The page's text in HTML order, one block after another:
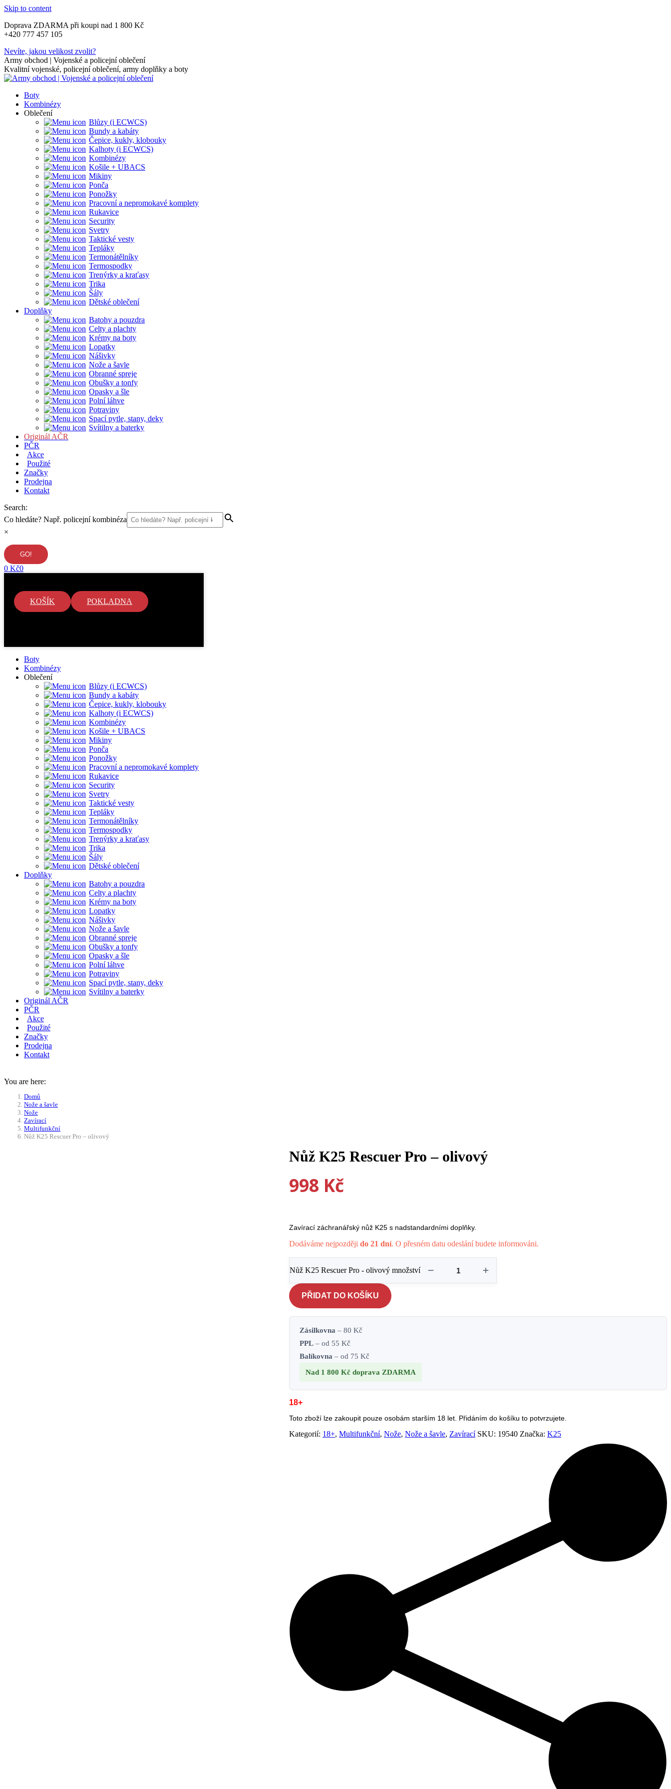
Skip to content
Doprava ZDARMA při koupi nad 1 800 Kč
+420 777 457 105
Nevíte, jakou velikost zvolit?
Army obchod | Vojenské a policejní oblečení
Kvalitní vojenské, policejní oblečení, army doplňky a boty
Boty
Kombinézy
Oblečení
Blůzy (i ECWCS)
Bundy a kabáty
Čepice, kukly, klobouky
Kalhoty (i ECWCS)
Kombinézy
Košile + UBACS
Mikiny
Ponča
Ponožky
Pracovní a nepromokavé komplety
Rukavice
Security
Svetry
Taktické vesty
Tepláky
Termonátělníky
Termospodky
Trenýrky a kraťasy
Trika
Šály
Dětské oblečení
Doplňky
Batohy a pouzdra
Celty a plachty
Krémy na boty
Lopatky
Nášivky
Nože a šavle
Obranné spreje
Obušky a tonfy
Opasky a šle
Polní láhve
Potraviny
Spací pytle, stany, deky
Svítilny a baterky
Originál AČR
PČR
Akce
Použité
Značky
Prodejna
Kontakt
Search:
Co hledáte? Např. policejní kombinéza
×
0 Kč0
KOŠÍK POKLADNA
Boty
Kombinézy
Oblečení
Blůzy (i ECWCS)
Bundy a kabáty
Čepice, kukly, klobouky
Kalhoty (i ECWCS)
Kombinézy
Košile + UBACS
Mikiny
Ponča
Ponožky
Pracovní a nepromokavé komplety
Rukavice
Security
Svetry
Taktické vesty
Tepláky
Termonátělníky
Termospodky
Trenýrky a kraťasy
Trika
Šály
Dětské oblečení
Doplňky
Batohy a pouzdra
Celty a plachty
Krémy na boty
Lopatky
Nášivky
Nože a šavle
Obranné spreje
Obušky a tonfy
Opasky a šle
Polní láhve
Potraviny
Spací pytle, stany, deky
Svítilny a baterky
Originál AČR
PČR
Akce
Použité
Značky
Prodejna
Kontakt
You are here:
Domů
Nože a šavle
Nože
Zavírací
Multifunkční
Nůž K25 Rescuer Pro – olivový
Nůž K25 Rescuer Pro – olivový
998 Kč
Zavírací záchranářský nůž K25 s nadstandardními doplňky.
Dodáváme nejpozdějido 21 dní. O přesném datu odeslání budete informováni.
Nůž K25 Rescuer Pro - olivový množství
PŘIDAT DO KOŠÍKU
Zásilkovna – 80 Kč
PPL – od 55 Kč
Balíkovna – od 75 Kč
Nad 1 800 Kčdoprava ZDARMA
18+
Toto zboží lze zakoupit pouze osobám starším 18 let. Přidáním do košíku to potvrzujete.
Kategorií: 18+,Multifunkční,Nože,Nože a šavle, Zavírací SKU: 19540 Značka:K25